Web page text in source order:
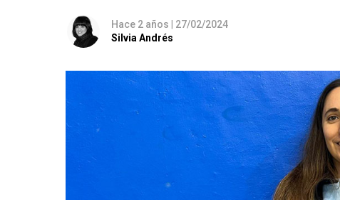
Hace 2 años | 27/02/2024
Silvia Andrés